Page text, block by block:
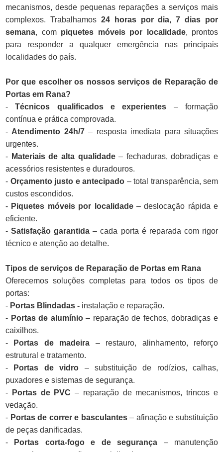
mecanismos, desde pequenas reparações a serviços mais
complexos. Trabalhamos 24 horas por dia, 7 dias por
semana, com piquetes móveis por localidade, prontos
para responder a qualquer emergência nas principais
localidades do país.
Por que escolher os nossos serviços de Reparação de
Portas em Rana?
-Técnicos qualificados e experientes – formação
contínua e prática comprovada.
- Atendimento 24h/7– resposta imediata para situações
urgentes.
- Materiais de alta qualidade– fechaduras, dobradiças e
acessórios resistentes e duradouros.
- Orçamento justo e antecipado – total transparência, sem
custos escondidos.
- Piquetes móveis por localidade– deslocação rápida e
eficiente.
-Satisfação garantida – cada porta é reparada com rigor
técnico e atenção ao detalhe.
Tipos de serviços de Reparação de Portas em Rana
Oferecemos soluções completas para todos os tipos de
portas:
- Portas Blindadas - instalação e reparação.
- Portas de alumínio– reparação de fechos, dobradiças e
caixilhos.
-
Portas de madeira – restauro, alinhamento, reforço
estrutural e tratamento.
-
Portas de vidro – substituição de rodízios, calhas,
puxadores e sistemas de segurança.
-
Portas de PVC – reparação de mecanismos, trincos e
vedação.
- Portas de correr e basculantes– afinação e substituição
de peças danificadas.
-
Portas corta-fogo e de segurança – manutenção